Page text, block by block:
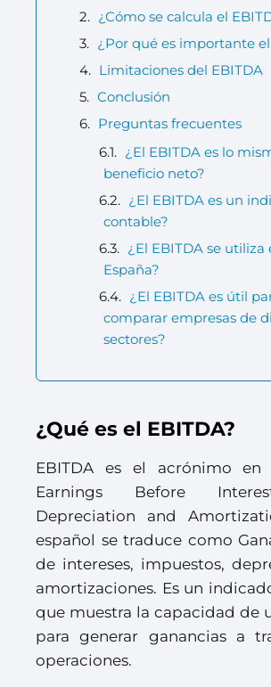
¿Cómo se calcula el
¿Por qué es importante el
Limitaciones del EBITDA
Conclusión
Preguntas frecuentes
¿El EBITDA es lo
beneficio neto?
¿El EBITDA es un
contable?
¿El EBITDA se utiliza
España?
¿El EBITDA es útil
comparar empresas de
sectores?
¿Qué es el EBITDA?
EBITDA es el acrónimo en
Earnings Before
Depreciation and
español se traduce como
de intereses, impuestos,
amortizaciones. Es un
que muestra la capacidad de
para generar ganancias a
operaciones.